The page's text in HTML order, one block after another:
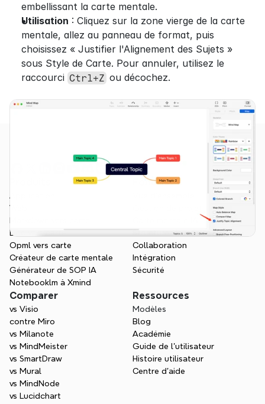
embellissant la carte mentale.
Utilisation : Cliquez sur la zone vierge de la carte
mentale, allez au panneau de format, puis
choisissez « Justifier l'Alignement des Sujets »
sous Style de Carte. Pour annuler, utilisez le
raccourci Ctrl+Z ou décochez.
Application
Web
Doc vers carte
Opml vers carte
Créateur de carte mentale
Générateur de SOP IA
Notebooklm à Xmind
Fonctions
Structure visuelle
Collaboration
Intégration
Sécurité
Comparer
vs Visio
contre Miro
vs Milanote
vs MindMeister
vs SmartDraw
vs Mural
vs MindNode
vs Lucidchart
Ressources
Modèles
Blog
Académie
Guide de l’utilisateur
Histoire utilisateur
Centre d'aide